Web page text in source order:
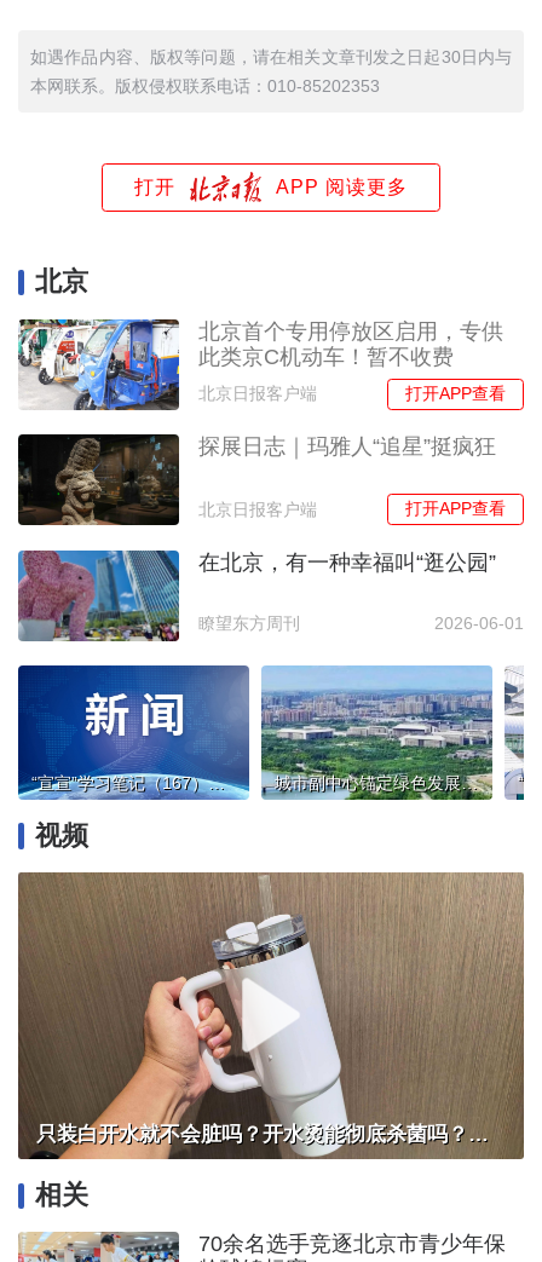
如遇作品内容、版权等问题，请在相关文章刊发之日起30日内与
本网联系。版权侵权联系电话：010-85202353
打开 APP 阅读更多
北京
北京首个专用停放区启用，专供
此类京C机动车！暂不收费
北京日报客户端 打开APP查看
探展日志｜玛雅人“追星”挺疯狂
北京日报客户端 打开APP查看
在北京，有一种幸福叫“逛公园”
瞭望东方周刊 2026-06-01
“宣宣”学习笔记（167）丨深学笃行正确政绩观 奋力创造经得起检验的实绩 城市副中心锚定绿色发展主线
视频
只装白开水就不会脏吗？开水烫能彻底杀菌吗？感控专家详解“吸管杯”藏菌真相｜都视频·热观察
相关
70余名选手竞逐北京市青少年保